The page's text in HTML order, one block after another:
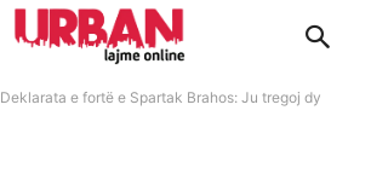
Deklarata e fortë e Spartak Brahos: Ju tregoj dy